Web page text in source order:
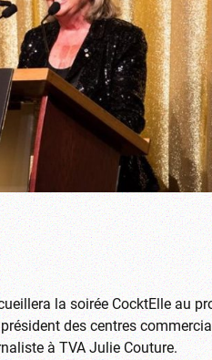
la soirée CocktElle au
des centres
à TVA Julie Couture.